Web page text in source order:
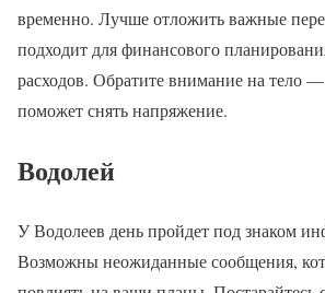
временно. Лучше отложить важные
подходит для финансового
расходов. Обратите внимание на тело —
поможет снять напряжение.
Водолей
У Водолеев день пройдет под знаком
Возможны неожиданные сообщения,